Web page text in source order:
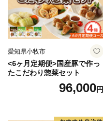
愛知県小牧市
<6ヶ月定期便>国産豚で作っ
たこだわり惣菜セット
96,000円